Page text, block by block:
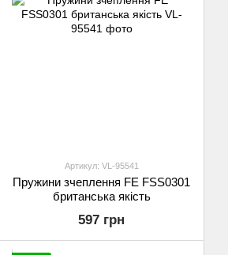
Артикул: VL-95541
Пружини зчеплення FE FSS0301
британська якість
597 грн